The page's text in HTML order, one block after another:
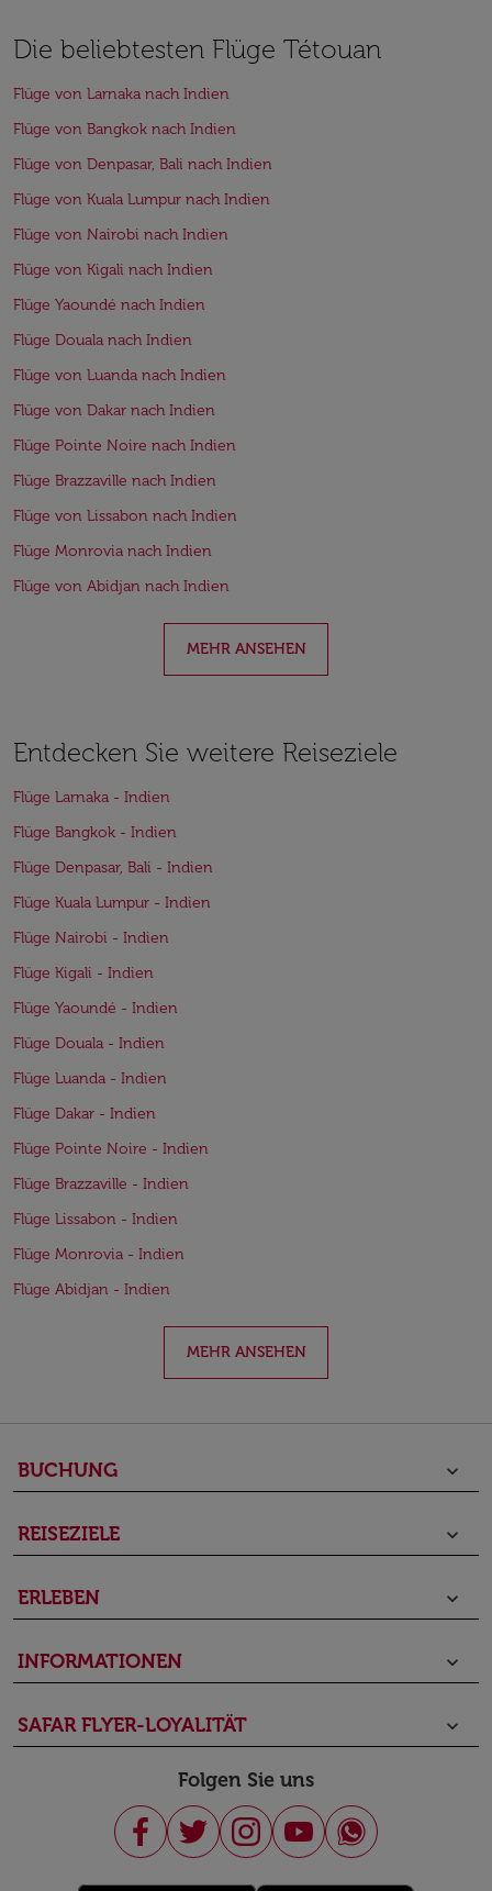
Die beliebtesten Flüge Tétouan
Flüge von Larnaka nach Indien
Flüge von Bangkok nach Indien
Flüge von Denpasar, Bali nach Indien
Flüge von Kuala Lumpur nach Indien
Flüge von Nairobi nach Indien
Flüge von Kigali nach Indien
Flüge Yaoundé nach Indien
Flüge Douala nach Indien
Flüge von Luanda nach Indien
Flüge von Dakar nach Indien
Flüge Pointe Noire nach Indien
Flüge Brazzaville nach Indien
Flüge von Lissabon nach Indien
Flüge Monrovia nach Indien
Flüge von Abidjan nach Indien
MEHR ANSEHEN
Entdecken Sie weitere Reiseziele
Flüge Larnaka - Indien
Flüge Bangkok - Indien
Flüge Denpasar, Bali - Indien
Flüge Kuala Lumpur - Indien
Flüge Nairobi - Indien
Flüge Kigali - Indien
Flüge Yaoundé - Indien
Flüge Douala - Indien
Flüge Luanda - Indien
Flüge Dakar - Indien
Flüge Pointe Noire - Indien
Flüge Brazzaville - Indien
Flüge Lissabon - Indien
Flüge Monrovia - Indien
Flüge Abidjan - Indien
MEHR ANSEHEN
BUCHUNG keyboard_arrow_down
REISEZIELE keyboard_arrow_down
ERLEBEN keyboard_arrow_down
INFORMATIONEN keyboard_arrow_down
SAFAR FLYER-LOYALITÄT keyboard_arrow_down
Folgen Sie uns